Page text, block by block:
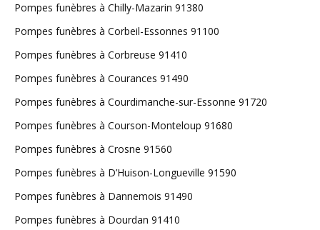
Pompes funèbres à Chilly-Mazarin 91380
Pompes funèbres à Corbeil-Essonnes 91100
Pompes funèbres à Corbreuse 91410
Pompes funèbres à Courances 91490
Pompes funèbres à Courdimanche-sur-Essonne 91720
Pompes funèbres à Courson-Monteloup 91680
Pompes funèbres à Crosne 91560
Pompes funèbres à D’Huison-Longueville 91590
Pompes funèbres à Dannemois 91490
Pompes funèbres à Dourdan 91410